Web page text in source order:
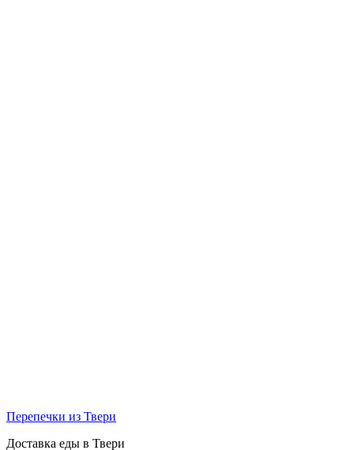
Перепечки из Твери
Доставка еды в Твери